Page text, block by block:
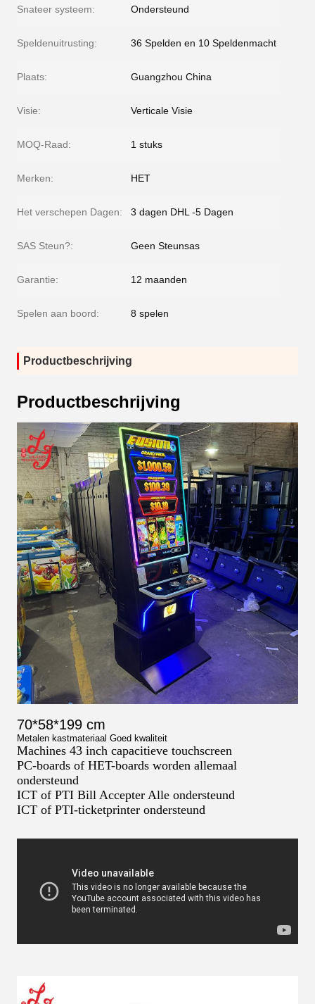
Snateer systeem: Ondersteund
Speldenuitrusting: 36 Spelden en 10 Speldenmacht
Plaats: Guangzhou China
Visie: Verticale Visie
MOQ-Raad: 1 stuks
Merken: HET
Het verschepen Dagen: 3 dagen DHL -5 Dagen
SAS Steun?: Geen Steunsas
Garantie: 12 maanden
Spelen aan boord: 8 spelen
Productbeschrijving
Productbeschrijving
70*58*199 cm
Metalen kastmateriaal Goed kwaliteit
Machines 43 inch capacitieve touchscreen
PC-boards of HET-boards worden allemaal
ondersteund
ICT of PTI Bill Accepter Alle ondersteund
ICT of PTI-ticketprinter ondersteund